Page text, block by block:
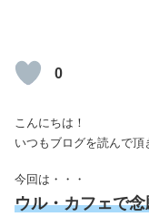
0
こんにちは！
いつもブログを読んで頂
今回は・・・
ウル・カフェで